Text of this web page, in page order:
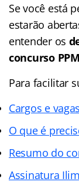
Se você está
estarão
entender os
concurso
Para facilitar
Cargos e
O que é
Resumo do
Assinatura